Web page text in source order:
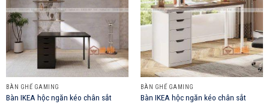
BÀN GHẾ GAMING
Bàn IKEA hộc ngăn kéo chân sắt
BÀN GHẾ GAMING
Bàn IKEA hộc ngăn kéo chân sắt